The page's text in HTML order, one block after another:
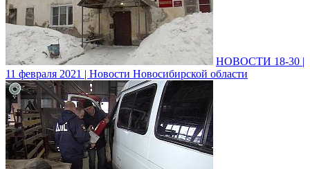
НОВОСТИ 18-30 |
11 февраля 2021 | Новости Новосибирской области